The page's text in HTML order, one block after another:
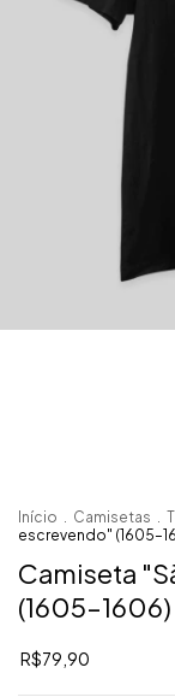
Início . Camisetas .
escrevendo"
Camiseta
R$79,90